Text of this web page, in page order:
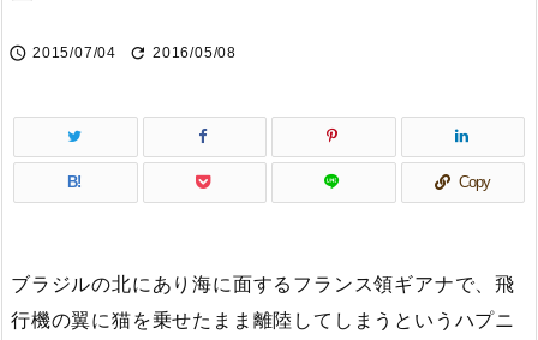
 2015/07/04  2016/05/08
B! Copy
ブラジルの北にあり海に面するフランス領ギアナで、飛
行機の翼に猫を乗せたまま離陸してしまうというハプニ